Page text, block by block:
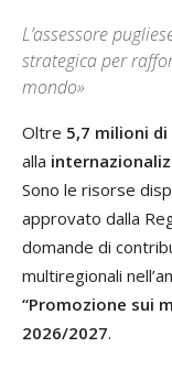
L’assessore
strategica per
mondo»
Oltre 5,7 milioni di
alla
Sono le risorse
approvato dalla
domande di
multiregionali
“Promozione sui
2026/2027.